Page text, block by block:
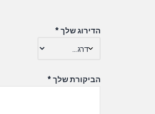
הדירוג שלך *
הביקורת שלך *